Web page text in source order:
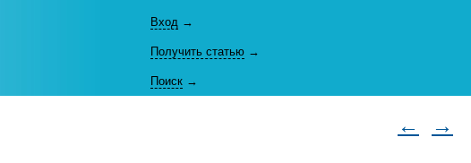
Вход →
Получить статью →
Поиск →
← →